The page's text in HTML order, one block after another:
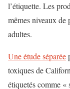
l’étiquette. Les
mêmes niveaux de
adultes.
Une étude séparée
toxiques de
étiquetés comme «